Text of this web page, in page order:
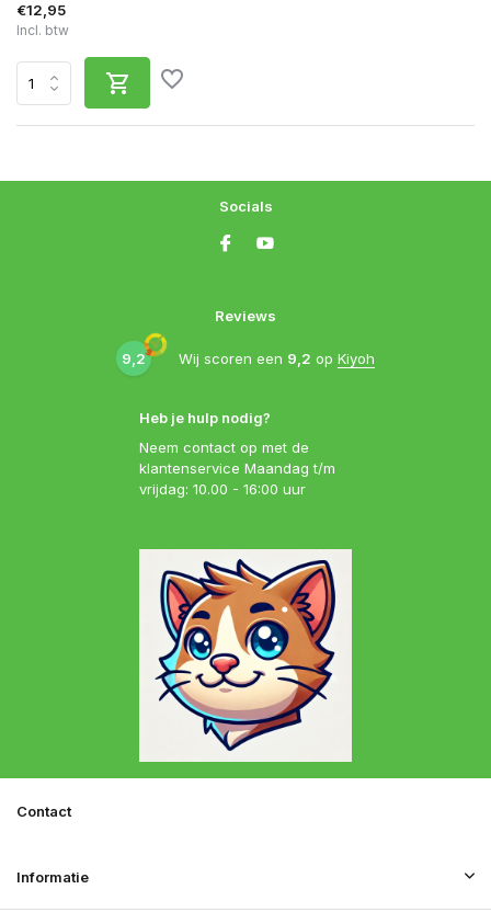
€12,95
Incl. btw
Heb je hulp nodig?
Neem contact op met de
klantenservice Maandag t/m
vrijdag: 10.00 - 16:00 uur
Reviews
9,2 Wij scoren een 9,2 op Kiyoh
Socials
Informatie
Contact